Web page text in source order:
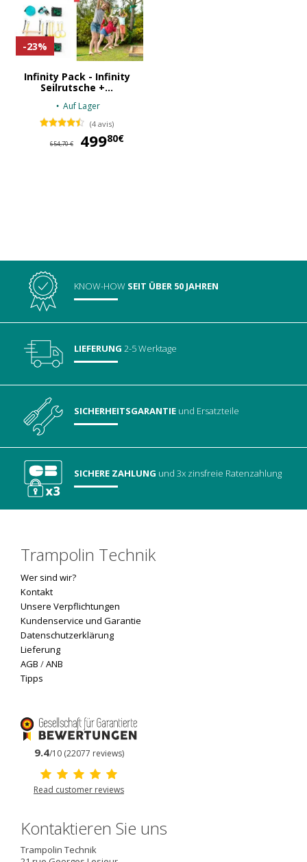
-23%
Infinity Pack - Infinity
Seilrutsche +...
Auf Lager
(4 avis)
654,70 € 49980€
KNOW-HOW SEIT ÜBER 50 JAHREN
LIEFERUNG 2-5 Werktage
SICHERHEITSGARANTIE und Ersatzteile
SICHERE ZAHLUNG und 3x zinsfreie Ratenzahlung
Trampolin Technik
Wer sind wir?
Kontakt
Unsere Verpflichtungen
Kundenservice und Garantie
Datenschutzerklärung
Lieferung
AGB /ANB
Tipps
9.4/10 (22077 reviews)
Read customer reviews
Kontaktieren Sie uns
Trampolin Technik